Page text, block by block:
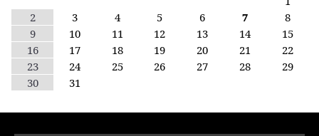
2
3 4 5 6 7
8
9
10 11 12 13 14
15
16
17 18 19 20 21
22
23
24 25 26 27 28
29
30
31